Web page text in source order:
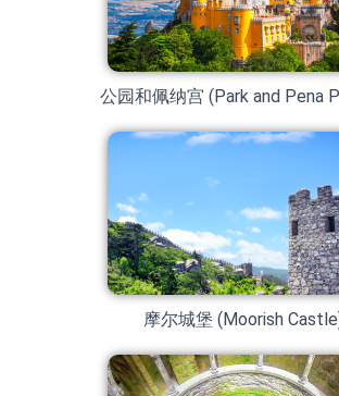
公园和佩纳宫 (Park and Pena
摩尔城堡 (Moorish